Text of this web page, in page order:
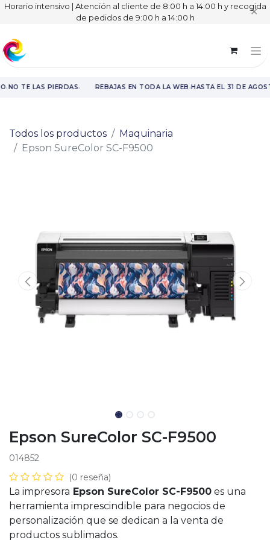
Horario intensivo | Atención al cliente de 8:00 h a 14:00 h y recogida
de pedidos de 9:00 h a 14:00 h
✕
·NO TE LAS PIERDAS· REBAJAS EN TODA LA WEB·HASTA EL 31 DE
Todos los productos
Maquinaria
Epson SureColor SC-F9500
Epson SureColor SC-F9500
014852
(0 reseña)
La impresora Epson SureColor SC-F9500 es una
herramienta imprescindible para negocios de
personalización que se dedican a la venta de
productos sublimados.